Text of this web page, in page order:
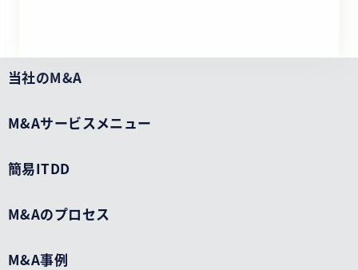
当社のM&A
M&Aサービスメニュー
簡易ITDD
M&Aのプロセス
M&A事例